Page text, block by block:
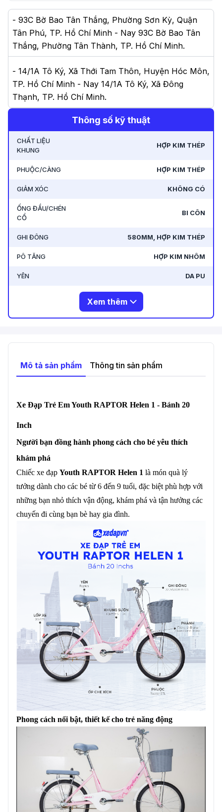
- 93C Bờ Bao Tân Thắng, Phường Sơn Kỳ, Quận
Tân Phú, TP. Hồ Chí Minh - Nay 93C Bờ Bao Tân
Thắng, Phường Tân Thành, TP. Hồ Chí Minh.
- 14/1A Tô Ký, Xã Thới Tam Thôn, Huyện Hóc Môn,
TP. Hồ Chí Minh - Nay 14/1A Tô Ký, Xã Đông
Thạnh, TP. Hồ Chí Minh.
144 Nguyễn Oanh, Gò Vấp, Hồ Chí Minh 700000,
Vietnam .
Thông số kỹ thuật
CHẤT LIỆU
KHUNG
HỢP KIM THÉP
PHUỘC/CÀNG HỢP KIM THÉP
GIẢM XÓC KHÔNG CÓ
ỐNG ĐẦU/CHÉN
CỔ
BI CÔN
GHI ĐÔNG 580MM, HỢP KIM THÉP
PÔ TĂNG HỢP KIM NHÔM
YÊN DA PU
Xem thêm
Mô tả sản phẩm Thông tin sản phẩm
Xe Đạp Trẻ Em Youth RAPTOR Helen 1 - Bánh 20
Inch
Người bạn đồng hành phong cách cho bé yêu thích
khám phá
Chiếc xe đạp Youth RAPTOR Helen 1 là món quà lý
tưởng dành cho các bé từ 6 đến 9 tuổi, đặc biệt phù hợp với
những bạn nhỏ thích vận động, khám phá và tận hưởng các
chuyến đi cùng bạn bè hay gia đình.
Phong cách nổi bật, thiết kế cho trẻ năng động